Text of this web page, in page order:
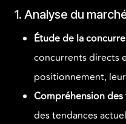
1. Analyse du
Étude de la
concurrents directs
positionnement,
Compréhension des
des tendances